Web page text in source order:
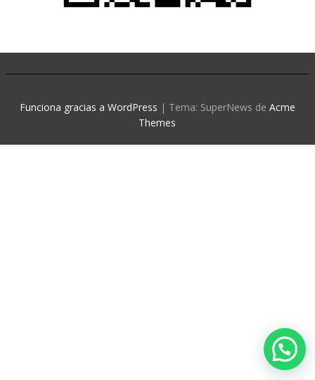
Funciona gracias a WordPress | Tema: SuperNews de Acme
Themes